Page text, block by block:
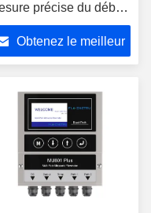
précise du débit
d'irrigation dans les
Obtenez le meilleur